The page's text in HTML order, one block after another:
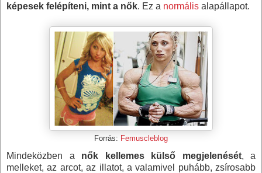
képesek felépíteni, mint a nők. Ez a normális alapállapot.
Forrás: Femuscleblog
Mindeközben a nők kellemes külső megjelenését, a
melleket, az arcot, az illatot, a valamivel puhább, zsírosabb